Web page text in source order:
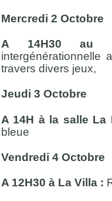
Mercredi 2 Octobre
A 14H30 au
intergénérationnelle
travers divers jeux,
Jeudi 3 Octobre
A 14H à la salle La
bleue
Vendredi 4 Octobre
A 12H30 à La Villa :